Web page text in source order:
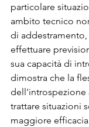
particolare
ambito tecnico
di
effettuare
sua capacità di
dimostra che la
dell'introspezione
trattare situazioni
maggiore